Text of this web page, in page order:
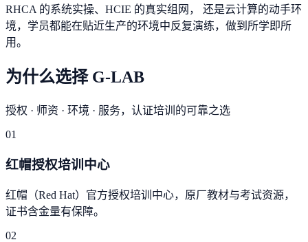
RHCA 的系统实操、HCIE 的真实组网， 还是云计算的动手环
境，学员都能在贴近生产的环境中反复演练，做到所学即所
用。
为什么选择 G-LAB
授权 · 师资 · 环境 · 服务，认证培训的可靠之选
01
红帽授权培训中心
红帽（Red Hat）官方授权培训中心，原厂教材与考试资源，
证书含金量有保障。
02